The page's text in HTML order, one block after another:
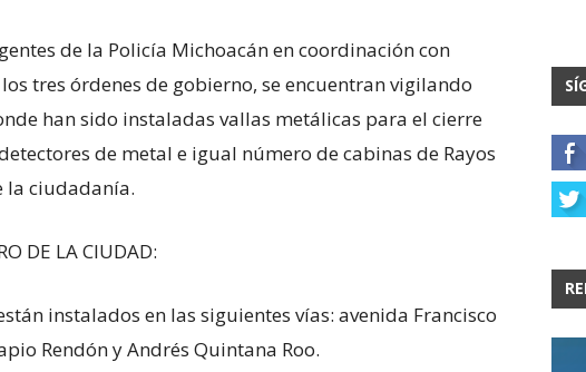
de la Policía Michoacán en coordinación con
tres órdenes de gobierno, se encuentran vigilando
han sido instaladas vallas metálicas para el cierre
de metal e igual número de cabinas de Rayos
la ciudadanía.
DE LA CIUDAD:
instalados en las siguientes vías: avenida Francisco
Rendón y Andrés Quintana Roo.